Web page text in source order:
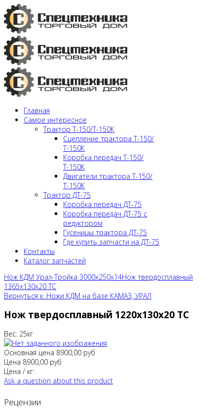
Главная
Самое интересное
Трактор Т-150/Т-150К
Сцепление трактора Т-150/
Т-150К
Коробка передач Т-150/
Т-150К
Двигатели трактора Т-150/
Т-150К
Трактор ДТ-75
Коробка передач ДТ-75
Коробка передач ДТ-75 с
редуктором
Гусеницы трактора ДТ-75
Где купить запчасти на ДТ-75
Контакты
Каталог запчастей
Нож КДМ Урал-Тройка 3000х250х14Нож твердосплавный
1365х130х20 ТС
Вернуться к: Ножи КДМ на базе КАМАЗ, УРАЛ
Нож твердосплавный 1220х130х20 ТС
Вес: 25кг
Основная цена 8900,00 руб
Цена 8900,00 руб
Цена / кг:
Ask a question about this product
Рецензии